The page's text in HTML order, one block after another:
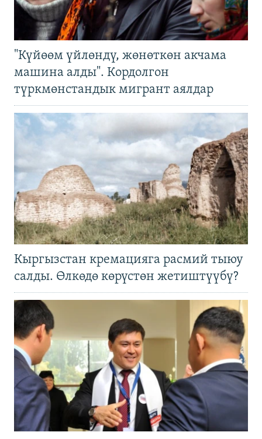
"Күйөөм үйлөндү, жөнөткөн акчама
машина алды". Кордолгон
түркмөнстандык мигрант аялдар
Кыргызстан кремацияга расмий тыюу
салды. Өлкөдө көрүстөн жетиштүүбү?